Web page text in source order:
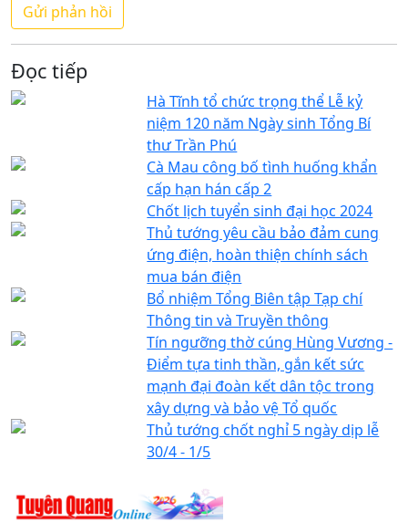
Đọc tiếp
Hà Tĩnh tổ chức trọng thể Lễ kỷ
niệm 120 năm Ngày sinh Tổng Bí
thư Trần Phú
Cà Mau công bố tình huống khẩn
cấp hạn hán cấp 2
Chốt lịch tuyển sinh đại học 2024
Thủ tướng yêu cầu bảo đảm cung
ứng điện, hoàn thiện chính sách
mua bán điện
Bổ nhiệm Tổng Biên tập Tạp chí
Thông tin và Truyền thông
Tín ngưỡng thờ cúng Hùng Vương -
Điểm tựa tinh thần, gắn kết sức
mạnh đại đoàn kết dân tộc trong
xây dựng và bảo vệ Tổ quốc
Thủ tướng chốt nghỉ 5 ngày dịp lễ
30/4 - 1/5